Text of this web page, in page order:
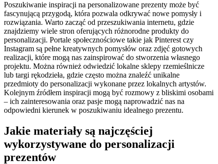
Poszukiwanie inspiracji na personalizowane prezenty może być
fascynującą przygodą, która pozwala odkrywać nowe pomysły i
rozwiązania. Warto zacząć od przeszukiwania internetu, gdzie
znajdziemy wiele stron oferujących różnorodne produkty do
personalizacji. Portale społecznościowe takie jak Pinterest czy
Instagram są pełne kreatywnych pomysłów oraz zdjęć gotowych
realizacji, które mogą nas zainspirować do stworzenia własnego
projektu. Można również odwiedzić lokalne sklepy rzemieślnicze
lub targi rękodzieła, gdzie często można znaleźć unikalne
przedmioty do personalizacji wykonane przez lokalnych artystów.
Kolejnym źródłem inspiracji mogą być rozmowy z bliskimi osobami
– ich zainteresowania oraz pasje mogą naprowadzić nas na
odpowiedni kierunek w poszukiwaniu idealnego prezentu.
Jakie materiały są najczęściej
wykorzystywane do personalizacji
prezentów